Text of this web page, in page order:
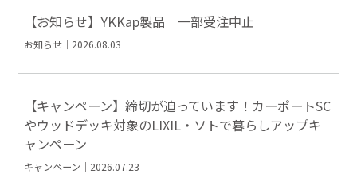
【お知らせ】YKKap製品 一部受注中止
お知らせ｜2026.08.03
【キャンペーン】締切が迫っています！カーポートSC
やウッドデッキ対象のLIXIL・ソトで暮らしアップキ
ャンペーン
キャンペーン｜2026.07.23